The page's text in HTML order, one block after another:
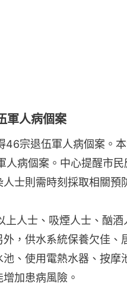
軍人病個案
46宗退伍軍人病個案。
人病個案。中心提醒市
士則需時刻採取相關預
上人士、吸煙人士、酗
，供水系統保養欠佳、
、使用電熱水器、按摩
加患病風險。